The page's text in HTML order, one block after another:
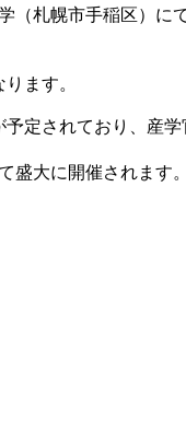
（札幌市手稲区）に
ます。
定されており、産
盛大に開催されます。